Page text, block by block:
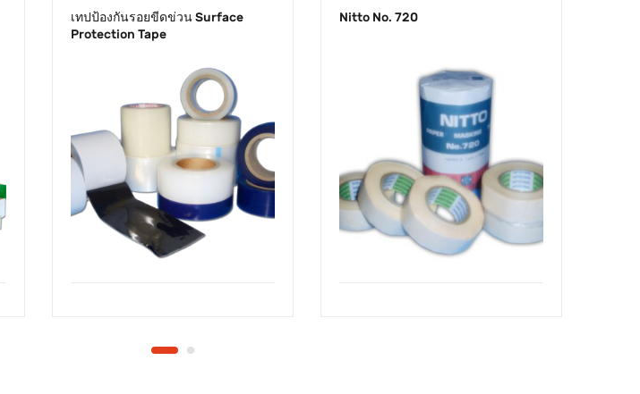
เทปป้องกันรอยขีดข่วน Surface
Protection Tape
Nitto No. 720